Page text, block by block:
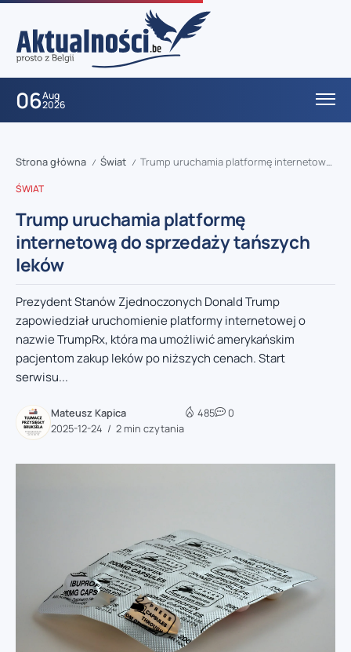
06Aug
2026
Strona główna / Świat / Trump uruchamia platformę internetową do sprzedaży tańszych leków
ŚWIAT
Trump uruchamia platformę
internetową do sprzedaży tańszych
leków
Prezydent Stanów Zjednoczonych Donald Trump
zapowiedział uruchomienie platformy internetowej o
nazwie TrumpRx, która ma umożliwić amerykańskim
pacjentom zakup leków po niższych cenach. Start
serwisu...
Mateusz Kapica
2025-12-24
2 min czytania
485 0